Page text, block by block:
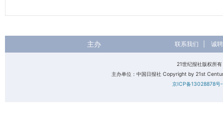
主办 联系我们 诚
21世纪报社版权所
主办单位：中国日报社 Copyright by 21st
京ICP备13028878号